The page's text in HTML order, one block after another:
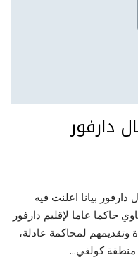
دارفور
بيانا اعلنت فيه
حاكما عاما لإقليم دارفور
وتقديمهم لمحاكمة عادلة،
منطقة كولغي…